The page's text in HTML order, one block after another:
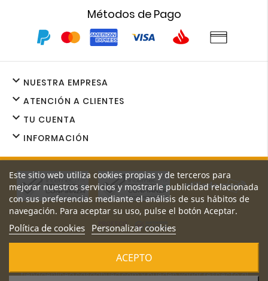
Métodos de Pago
NUESTRA EMPRESA

ATENCIÓN A CLIENTES

TU CUENTA

INFORMACIÓN

Este sitio web utiliza cookies propias y de terceros para
mejorar nuestros servicios y mostrarle publicidad relacionada
con sus preferencias mediante el análisis de sus hábitos de
navegación. Para aceptar su uso, pulse el botón Aceptar.
Política de cookies Personalizar cookies
ACEPTO
de
tiendaenlinea.casaahued.com y pueden variar respecto al